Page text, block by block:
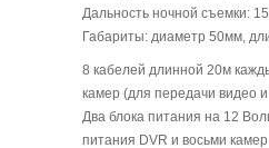
Дальность ночной съемки:
Габариты: диаметр 50мм,
8 кабелей длинной 20м
камер (для передачи видео
Два блока питания на 12
питания DVR и восьми камер